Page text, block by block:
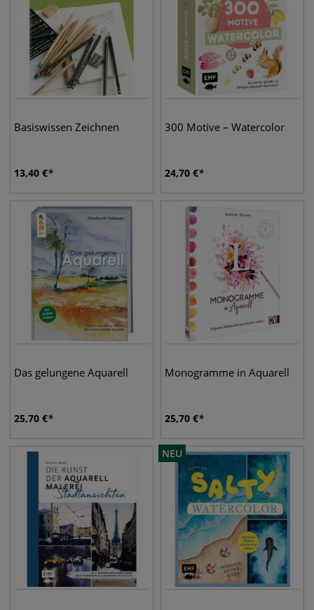
Basiswissen Zeichnen
13,40 €
300 Motive – Watercolor
24,70 €
Das gelungene Aquarell
25,70 €
Monogramme in Aquarell
25,70 €
NEU